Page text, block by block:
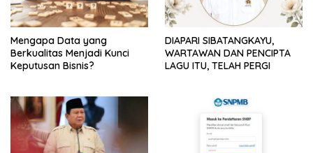
Mengapa Data yang
Berkualitas Menjadi Kunci
Keputusan Bisnis?
DIAPARI SIBATANGKAYU,
WARTAWAN DAN PENCIPTA
LAGU ITU, TELAH PERGI